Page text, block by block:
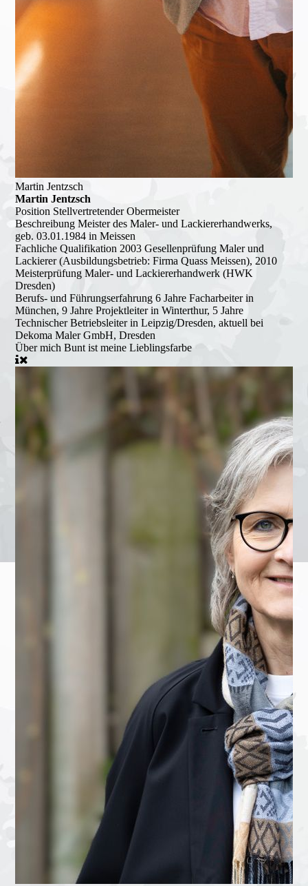
Martin Jentzsch
Martin Jentzsch
Position Stellvertretender Obermeister
BeschreibungMeister des Maler- und Lackiererhandwerks,
geb. 03.01.1984 in Meissen
Fachliche Qualifikation 2003 Gesellenprüfung Maler und
Lackierer (Ausbildungsbetrieb: Firma Quass Meissen), 2010
Meisterprüfung Maler- und Lackiererhandwerk (HWK
Dresden)
Berufs- und Führungserfahrung6 Jahre Facharbeiter in
München, 9 Jahre Projektleiter in Winterthur, 5 Jahre
Technischer Betriebsleiter in Leipzig/Dresden, aktuell bei
Dekoma Maler GmbH, Dresden
Über michBunt ist meine Lieblingsfarbe